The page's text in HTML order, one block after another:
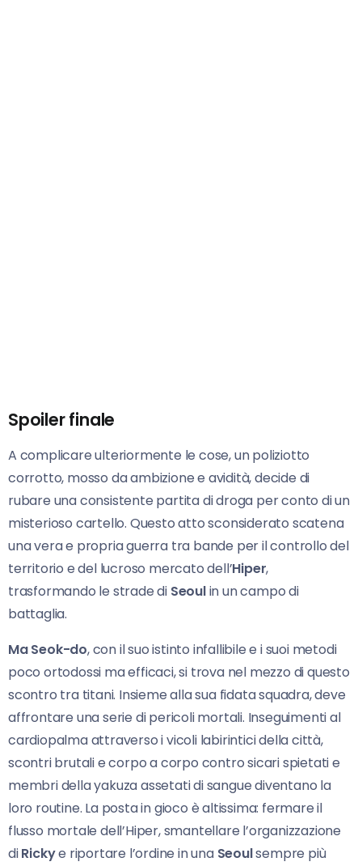
Spoiler finale
A complicare ulteriormente le cose, un poliziotto
corrotto, mosso da ambizione e avidità, decide di
rubare una consistente partita di droga per conto di un
misterioso cartello. Questo atto sconsiderato scatena
una vera e propria guerra tra bande per il controllo del
territorio e del lucroso mercato dell’Hiper,
trasformando le strade di Seoulin un campo di
battaglia.
Ma Seok-do, con il suo istinto infallibile e i suoi metodi
poco ortodossi ma efficaci, si trova nel mezzo di questo
scontro tra titani. Insieme alla sua fidata squadra, deve
affrontare una serie di pericoli mortali. Inseguimenti al
cardiopalma attraverso i vicoli labirintici della città,
scontri brutali e corpo a corpo contro sicari spietati e
membri della yakuza assetati di sangue diventano la
loro routine. La posta in gioco è altissima: fermare il
flusso mortale dell’Hiper, smantellare l’organizzazione
diRickye riportare l’ordine in una Seoulsempre più